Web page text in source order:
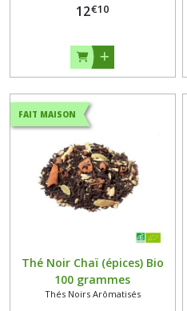
12€10
FAIT MAISON
Thé Noir Chaï (épices) Bio
100 grammes
Thés Noirs Arômatisés